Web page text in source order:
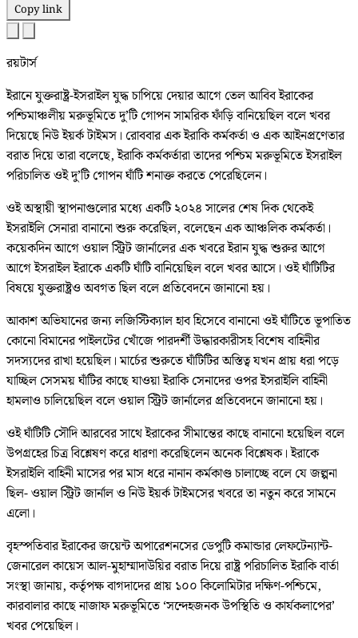
Copy link
রয়টার্স
ইরানে যুক্তরাষ্ট্র-ইসরাইল যুদ্ধ চাপিয়ে দেয়ার আগে তেল আবিব ইরাকের
পশ্চিমাঞ্চলীয় মরুভূমিতে দু’টি গোপন সামরিক ফাঁড়ি বানিয়েছিল বলে খবর
দিয়েছে নিউ ইয়র্ক টাইমস। রোববার এক ইরাকি কর্মকর্তা ও এক আইনপ্রণেতার
বরাত দিয়ে তারা বলেছে, ইরাকি কর্মকর্তারা তাদের পশ্চিম মরুভূমিতে ইসরাইল
পরিচালিত ওই দু’টি গোপন ঘাঁটি শনাক্ত করতে পেরেছিলেন।
ওই অস্থায়ী স্থাপনাগুলোর মধ্যে একটি ২০২৪ সালের শেষ দিক থেকেই
ইসরাইলি সেনারা বানানো শুরু করেছিল, বলেছেন এক আঞ্চলিক কর্মকর্তা।
কয়েকদিন আগে ওয়াল স্ট্রিট জার্নালের এক খবরে ইরান যুদ্ধ শুরুর আগে
আগে ইসরাইল ইরাকে একটি ঘাঁটি বানিয়েছিল বলে খবর আসে। ওই ঘাঁটিটির
বিষয়ে যুক্তরাষ্ট্রও অবগত ছিল বলে প্রতিবেদনে জানানো হয়।
আকাশ অভিযানের জন্য লজিস্টিক্যাল হাব হিসেবে বানানো ওই ঘাঁটিতে ভূপাতিত
কোনো বিমানের পাইলটের খোঁজে পারদর্শী উদ্ধারকারীসহ বিশেষ বাহিনীর
সদস্যদের রাখা হয়েছিল। মার্চের শুরুতে ঘাঁটিটির অস্তিত্ব যখন প্রায় ধরা পড়ে
যাচ্ছিল সেসময় ঘাঁটির কাছে যাওয়া ইরাকি সেনাদের ওপর ইসরাইলি বাহিনী
হামলাও চালিয়েছিল বলে ওয়াল স্ট্রিট জার্নালের প্রতিবেদনে জানানো হয়।
ওই ঘাঁটিটি সৌদি আরবের সাথে ইরাকের সীমান্তের কাছে বানানো হয়েছিল বলে
উপগ্রহের চিত্র বিশ্লেষণ করে ধারণা করেছিলেন অনেক বিশ্লেষক। ইরাকে
ইসরাইলি বাহিনী মাসের পর মাস ধরে নানান কর্মকাণ্ড চালাচ্ছে বলে যে জল্পনা
ছিল- ওয়াল স্ট্রিট জার্নাল ও নিউ ইয়র্ক টাইমসের খবরে তা নতুন করে সামনে
এলো।
বৃহস্পতিবার ইরাকের জয়েন্ট অপারেশনসের ডেপুটি কমান্ডার লেফটেন্যান্ট-
জেনারেল কায়েস আল-মুহাম্মাদাউয়ির বরাত দিয়ে রাষ্ট্র পরিচালিত ইরাকি বার্তা
সংস্থা জানায়, কর্তৃপক্ষ বাগদাদের প্রায় ১০০ কিলোমিটার দক্ষিণ-পশ্চিমে,
কারবালার কাছে নাজাফ মরুভূমিতে ‘সন্দেহজনক উপস্থিতি ও কার্যকলাপের’
খবর পেয়েছিল।